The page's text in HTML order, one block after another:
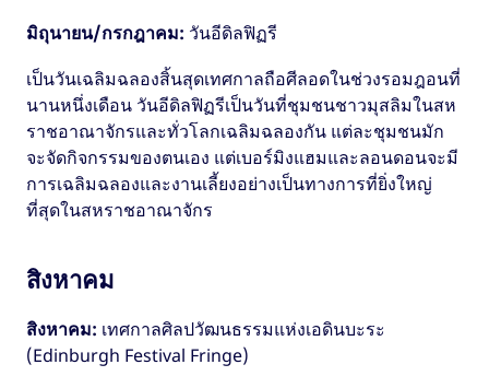
มิถุนายน/กรกฎาคม: วันอีดิลฟิฏรี
เป็นวันเฉลิมฉลองสิ้นสุดเทศกาลถือศีลอดในช่วงรอมฎอนที่
นานหนึ่งเดือน วันอีดิลฟิฏรีเป็นวันที่ชุมชนชาวมุสลิมในสห
ราชอาณาจักรและทั่วโลกเฉลิมฉลองกัน แต่ละชุมชนมัก
จะจัดกิจกรรมของตนเอง แต่เบอร์มิงแฮมและลอนดอนจะมี
การเฉลิมฉลองและงานเลี้ยงอย่างเป็นทางการที่ยิ่งใหญ่
ที่สุดในสหราชอาณาจักร
สิงหาคม
สิงหาคม: เทศกาลศิลปวัฒนธรรมแห่งเอดินบะระ
(Edinburgh Festival Fringe)